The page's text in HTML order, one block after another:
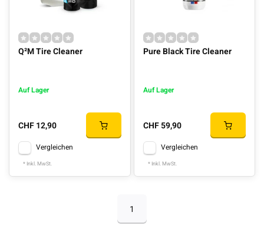
Q²M Tire Cleaner
Auf Lager
CHF 12,90
Vergleichen
* Inkl. MwSt.
Pure Black Tire Cleaner
Auf Lager
CHF 59,90
Vergleichen
* Inkl. MwSt.
1